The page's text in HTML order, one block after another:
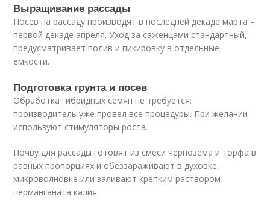
Выращивание рассады
Посев на рассаду производят в последней декаде марта –
первой декаде апреля. Уход за саженцами стандартный,
предусматривает полив и пикировку в отдельные
емкости.
Подготовка грунта и посев
Обработка гибридных семян не требуется:
производитель уже провел все процедуры. При желании
используют стимуляторы роста.
Почву для рассады готовят из смеси чернозема и торфа в
равных пропорциях и обеззараживают в духовке,
микроволновке или заливают крепким раствором
перманганата калия.